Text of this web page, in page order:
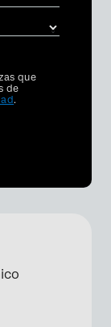
que
de
.